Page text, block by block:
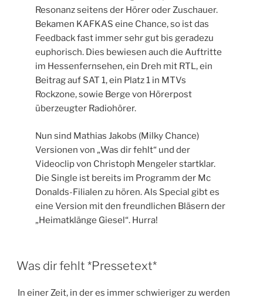
Resonanz seitens der Hörer oder Zuschauer.
Bekamen KAFKAS eine Chance, so ist das
Feedback fast immer sehr gut bis geradezu
euphorisch. Dies bewiesen auch die Auftritte
im Hessenfernsehen, ein Dreh mit RTL, ein
Beitrag auf SAT 1, ein Platz 1 in MTVs
Rockzone, sowie Berge von Hörerpost
überzeugter Radiohörer.
Nun sind Mathias Jakobs (Milky Chance)
Versionen von „Was dir fehlt“ und der
Videoclip von Christoph Mengeler startklar.
Die Single ist bereits im Programm der Mc
Donalds-Filialen zu hören. Als Special gibt es
eine Version mit den freundlichen Bläsern der
„Heimatklänge Giesel“. Hurra!
Was dir fehlt *Pressetext*
In einer Zeit, in der es immer schwieriger zu werden